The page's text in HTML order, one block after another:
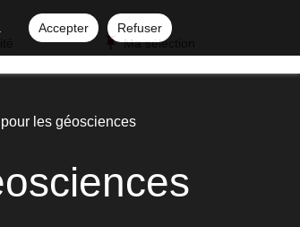
Accepter
Refuser
Ma sélection
les géosciences